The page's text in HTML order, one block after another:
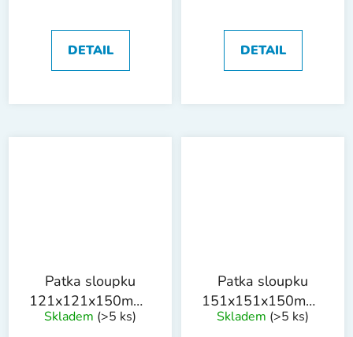
DETAIL DETAIL
Patka sloupku
121x121x150mm/75cm
tl. 1.8mm ZN
Skladem (>5 ks)
Patka sloupku
151x151x150mm/
tl. 1.8mm ZN
Skladem (>5 ks)